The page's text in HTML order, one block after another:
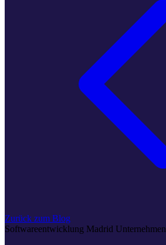
Zurück zum Blog
Softwareentwicklung Madrid Unternehmen